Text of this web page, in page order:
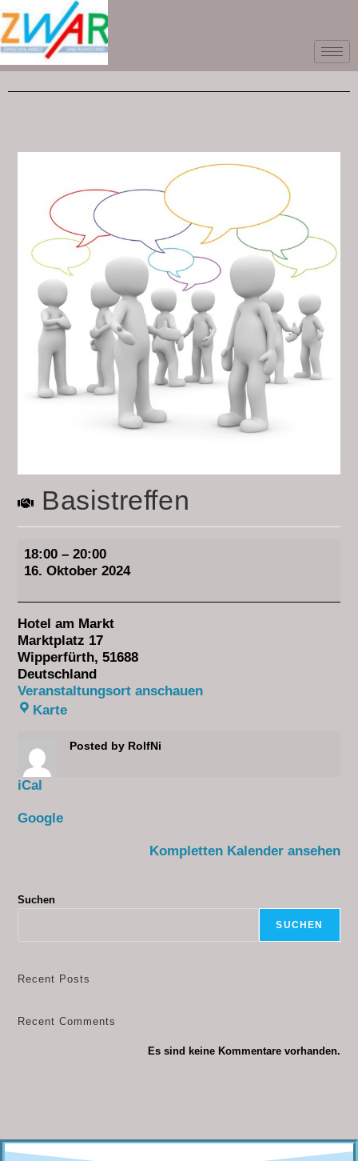
Basistreffen
18:00 –20:00
16. Oktober 2024
Hotel am Markt
Marktplatz 17
Wipperfürth,51688
Deutschland
Veranstaltungsort anschauen
Karte
Posted by RolfNi
iCal
Google
Kompletten Kalender ansehen
Suchen
SUCHEN
Recent Posts
Recent Comments
Es sind keine Kommentare vorhanden.